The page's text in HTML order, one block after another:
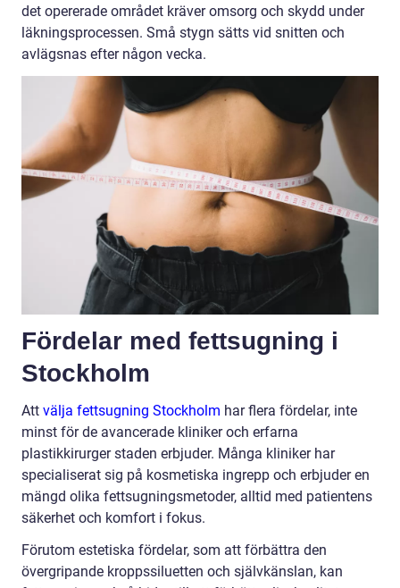
det opererade området kräver omsorg och skydd under
läkningsprocessen. Små stygn sätts vid snitten och
avlägsnas efter någon vecka.
Fördelar med fettsugning i
Stockholm
Att välja fettsugning Stockholm har flera fördelar, inte
minst för de avancerade kliniker och erfarna
plastikkirurger staden erbjuder. Många kliniker har
specialiserat sig på kosmetiska ingrepp och erbjuder en
mängd olika fettsugningsmetoder, alltid med patientens
säkerhet och komfort i fokus.
Förutom estetiska fördelar, som att förbättra den
övergripande kroppssiluetten och självkänslan, kan